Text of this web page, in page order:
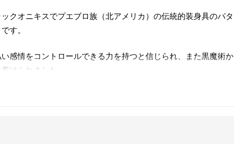
クオニキスでプエブロ族（北アメリカ）の伝統的装身具のパタ
す。
感情をコントロールできる力を持つと信じられ、また黒魔術か
けられました。